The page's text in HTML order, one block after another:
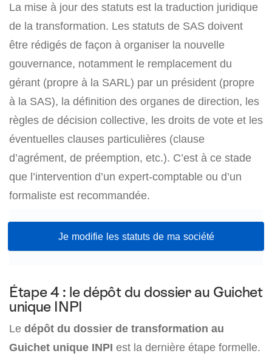
La mise à jour des statuts est la traduction juridique
de la transformation. Les statuts de SAS doivent
être rédigés de façon à organiser la nouvelle
gouvernance, notamment le remplacement du
gérant (propre à la SARL) par un président (propre
à la SAS), la définition des organes de direction, les
règles de décision collective, les droits de vote et les
éventuelles clauses particulières (clause
d’agrément, de préemption, etc.). C’est à ce stade
que l’intervention d’un expert-comptable ou d’un
formaliste est recommandée.
Je modifie les statuts de ma société
Étape 4 : le dépôt du dossier au Guichet
unique INPI
Le dépôt du dossier de transformation au
Guichet unique INPI est la dernière étape formelle.